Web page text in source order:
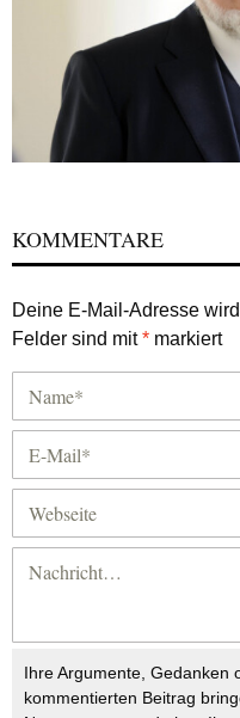
KOMMENTARE
Deine E-Mail-Adresse
Felder sind mit* markiert
Ihre Argumente, Gedanken
kommentierten Beitrag